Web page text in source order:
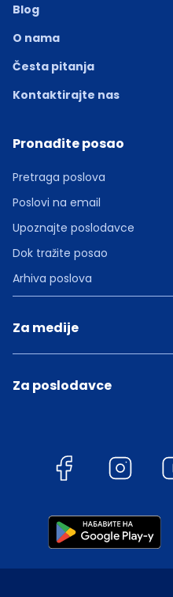
Blog
O nama
Česta pitanja
Kontaktirajte nas
Pronađite posao
Pretraga poslova
Poslovi na email
Upoznajte poslodavce
Dok tražite posao
Arhiva poslova
Za medije
Za poslodavce